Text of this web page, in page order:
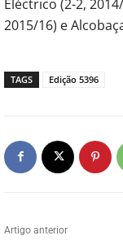
Eléctrico (2-2,
2015/16) e
TAGS Edição 5396
Artigo anterior